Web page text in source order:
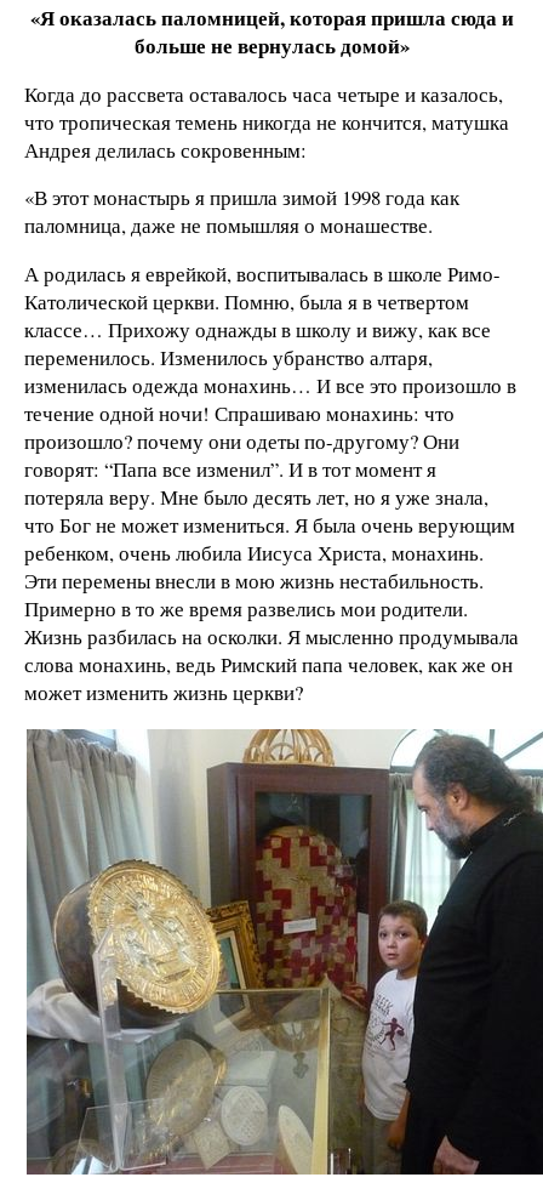
«Я оказалась паломницей, которая пришла сюда и
больше не вернулась домой»
Когда до рассвета оставалось часа четыре и казалось,
что тропическая темень никогда не кончится, матушка
Андрея делилась сокровенным:
«В этот монастырь я пришла зимой 1998 года как
паломница, даже не помышляя о монашестве.
А родилась я еврейкой, воспитывалась в школе Римо-
Католической церкви. Помню, была я в четвертом
классе… Прихожу однажды в школу и вижу, как все
переменилось. Изменилось убранство алтаря,
изменилась одежда монахинь… И все это произошло в
течение одной ночи! Спрашиваю монахинь: что
произошло? почему они одеты по-другому? Они
говорят: “Папа все изменил”. И в тот момент я
потеряла веру. Мне было десять лет, но я уже знала,
что Бог не может измениться. Я была очень верующим
ребенком, очень любила Иисуса Христа, монахинь.
Эти перемены внесли в мою жизнь нестабильность.
Примерно в то же время развелись мои родители.
Жизнь разбилась на осколки. Я мысленно продумывала
слова монахинь, ведь Римский папа человек, как же он
может изменить жизнь церкви?